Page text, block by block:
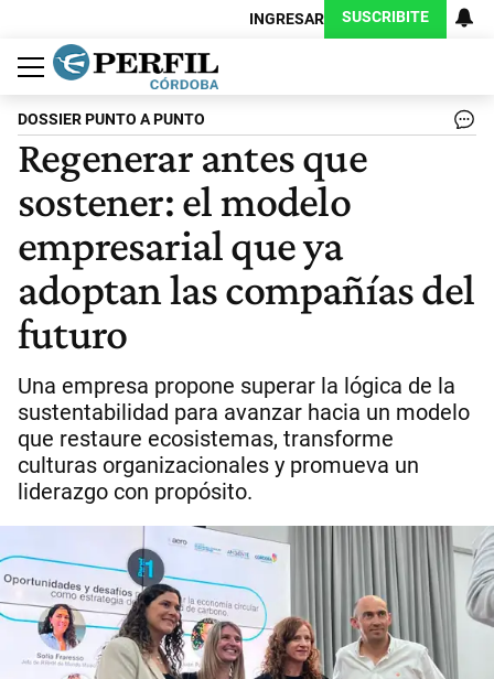
INGRESAR SUSCRIBITE
Política
Economía
Judiciales
Sociedad
Cultura
Espectáculos
Deportes
Protagonistas
DOSSIER PUNTO A PUNTO
Regenerar antes que
sostener: el modelo
empresarial que ya
adoptan las compañías del
futuro
Una empresa propone superar la lógica de la
sustentabilidad para avanzar hacia un modelo
que restaure ecosistemas, transforme
culturas organizacionales y promueva un
liderazgo con propósito.